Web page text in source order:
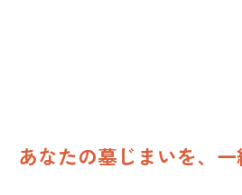
あなたの墓じまいを、一